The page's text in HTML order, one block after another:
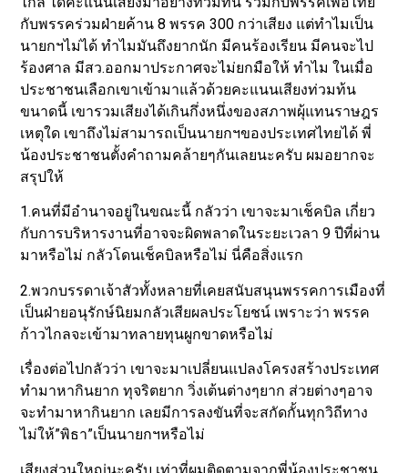
กับพรรคร่วมฝ่ายค้าน 8 พรรค 300 กว่าเสียง แต่ทำไมเป็น
นายกฯไม่ได้ ทำไมมันถึงยากนัก มีคนร้องเรียน มีคนจะไป
ร้องศาล มีสว.ออกมาประกาศจะไม่ยกมือให้ ทำไม ในเมื่อ
ประชาชนเลือกเขาเข้ามาแล้วด้วยคะแนนเสียงท่วมท้น
ขนาดนี้ เขารวมเสียงได้เกินกึ่งหนึ่งของสภาพผุ้แทนราษฎร
เหตุใด เขาถึงไม่สามารถเป็นนายกฯของประเทศไทยได้ พี่
น้องประชาชนตั้งคำถามคล้ายๆกันเลยนะครับ ผมอยากจะ
สรุปให้
1.คนที่มีอำนาจอยู่ในขณะนี้ กลัวว่า เขาจะมาเช็คบิล เกี่ยว
กับการบริหารงานที่อาจจะผิดพลาดในระยะเวลา 9 ปีที่ผ่าน
มาหรือไม่ กลัวโดนเช็คบิลหรือไม่ นี่คือสิ่งแรก
2.พวกบรรดาเจ้าสัวทั้งหลายที่เคยสนับสนุนพรรคการเมืองที่
เป็นฝ่ายอนุรักษ์นิยมกลัวเสียผลประโยชน์ เพราะว่า พรรค
ก้าวไกลจะเข้ามาทลายทุนผูกขาดหรือไม่
เรื่องต่อไปกลัวว่า เขาจะมาเปลี่ยนแปลงโครงสร้างประเทศ
ทำมาหากินยาก ทุจริตยาก วิ่งเต้นต่างๆยาก ส่วยต่างๆอาจ
จะทำมาหากินยาก เลยมีการลงขันที่จะสกัดกั้นทุกวิถีทาง
ไม่ให้”พิธา”เป็นนายกฯหรือไม่
เสียงส่วนใหญ่นะครับ เท่าที่ผมติดตามจากพี่น้องประชาชน